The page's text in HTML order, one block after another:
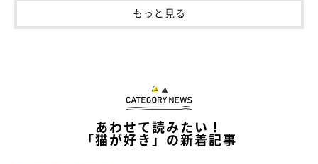
もっと見る
あわせて読みたい！
「猫が好き」の新着記事